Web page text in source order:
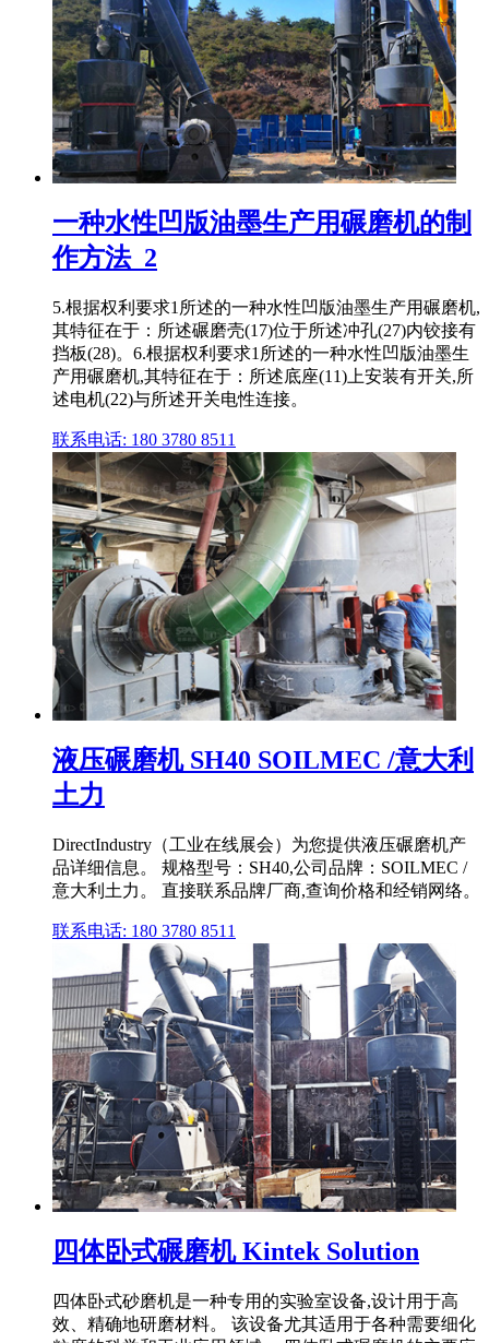
一种水性凹版油墨生产用碾磨机的制
作方法_2
5.根据权利要求1所述的一种水性凹版油墨生产用碾磨机,
其特征在于：所述碾磨壳(17)位于所述冲孔(27)内铰接有
挡板(28)。6.根据权利要求1所述的一种水性凹版油墨生
产用碾磨机,其特征在于：所述底座(11)上安装有开关,所
述电机(22)与所述开关电性连接。
联系电话: 180 3780 8511
液压碾磨机 SH40 SOILMEC /意大利
土力
DirectIndustry（工业在线展会）为您提供液压碾磨机产
品详细信息。 规格型号：SH40,公司品牌：SOILMEC /
意大利土力。 直接联系品牌厂商,查询价格和经销网络。
联系电话: 180 3780 8511
四体卧式碾磨机 Kintek Solution
四体卧式砂磨机是一种专用的实验室设备,设计用于高
效、精确地研磨材料。 该设备尤其适用于各种需要细化